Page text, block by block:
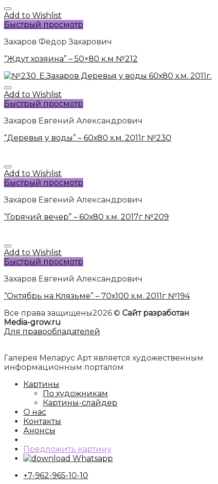
Add to Wishlist
Быстрый просмотр
Захаров Фёдор Захарович
“Ждут хозяина” – 50×80 к.м №212
Add to Wishlist
Быстрый просмотр
Захаров Евгений Александрович
“Деревья у воды” – 60х80 х.м. 2011г №230
Add to Wishlist
Быстрый просмотр
Захаров Евгений Александрович
“Горячий вечер” – 60х80 х.м. 2017г №209
Add to Wishlist
Быстрый просмотр
Захаров Евгений Александрович
“Октябрь на Клязьме” – 70х100 х.м. 2011г №194
Все права защищены2026 © Сайт разработан
Media-grow.ru
Для правообладателей
Галерея Меларус Арт является художественным
информационным порталом
Картины
По художникам
Картины-слайдер
О нас
Контакты
Анонсы
Предложить картину
Whatsapp
+7-962-965-10-10